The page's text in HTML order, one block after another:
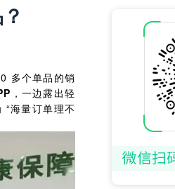
多个单品的销
，一边露出轻
“海量订单理不